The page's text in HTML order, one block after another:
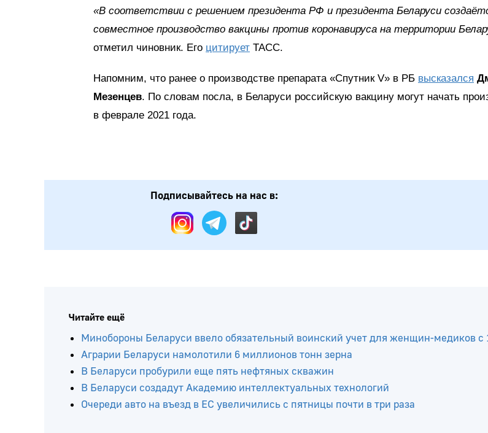
«В соответствии с решением президента РФ и президента Беларуси
совместное производство вакцины против коронавируса на территории
отметил чиновник. Его цитирует ТАСС.
Напомним, что ранее о производстве препарата «Спутник V» в РБ высказался
Мезенцев. По словам посла, в Беларуси российскую вакцину могут начать
в феврале 2021 года.
Подписывайтесь на нас в:
Читайте ещё
Минобороны Беларуси ввело обязательный воинский учет для женщин-медиков с
Аграрии Беларуси намолотили 6 миллионов тонн зерна
В Беларуси пробурили еще пять нефтяных скважин
В Беларуси создадут Академию интеллектуальных технологий
Очереди авто на въезд в ЕС увеличились с пятницы почти в три раза